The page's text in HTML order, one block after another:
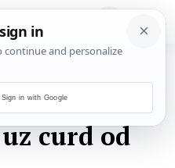
curd od
Sign in with Google